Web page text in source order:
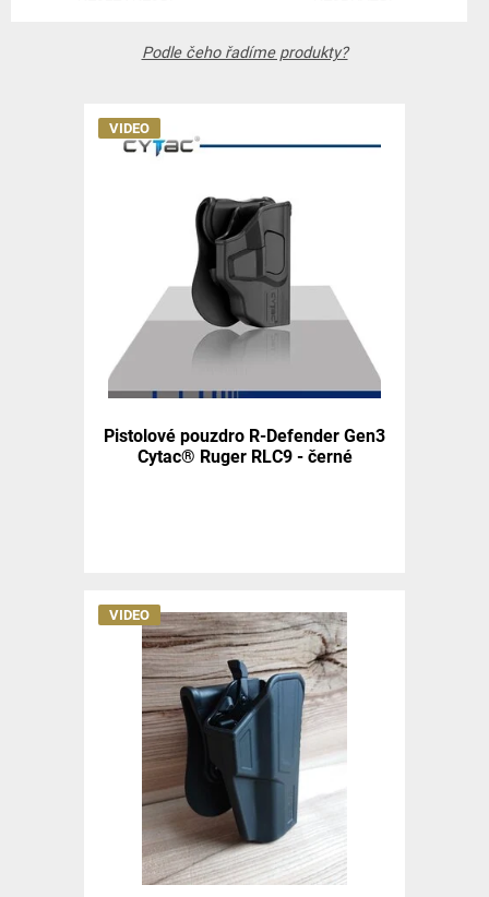
Podle čeho řadíme produkty?
VIDEO
Pistolové pouzdro R-Defender Gen3
Cytac® Ruger RLC9 - černé
VIDEO